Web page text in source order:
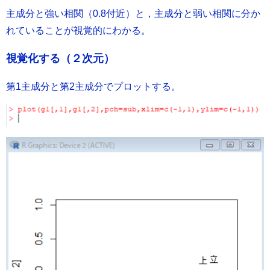
主成分と強い相関（0.8付近）と，主成分と弱い相関に分か
れていることが視覚的にわかる。
視覚化する（２次元）
第1主成分と第2主成分でプロットする。